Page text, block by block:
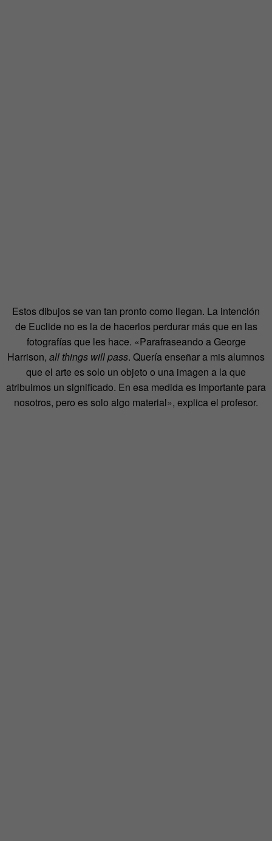
Estos dibujos se van tan pronto como llegan. La intención
de Euclide no es la de hacerlos perdurar más que en las
fotografías que les hace. «Parafraseando a George
Harrison, all things will pass. Quería enseñar a mis alumnos
que el arte es solo un objeto o una imagen a la que
atribuimos un significado. En esa medida es importante para
nosotros, pero es solo algo material», explica el profesor.